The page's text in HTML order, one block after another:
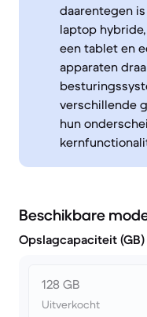
daarentegen
laptop
een tablet en
apparaten
verschillende
hun
Beschikbare
Opslagcapaciteit (GB)
128 GB
Uitverkocht